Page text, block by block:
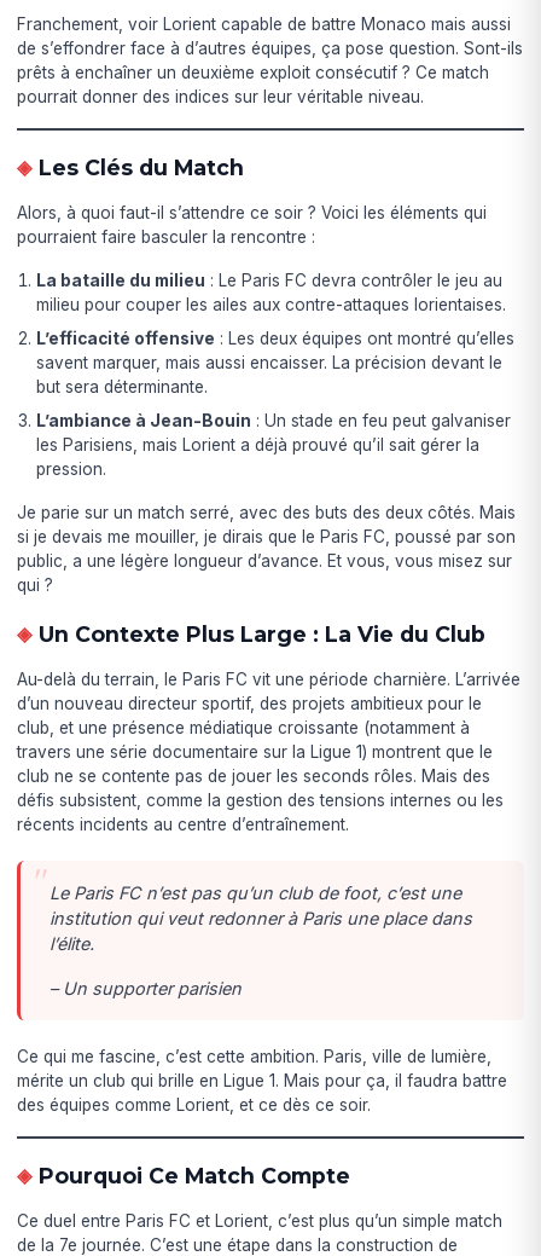
Franchement, voir Lorient capable de battre Monaco mais aussi
de s’effondrer face à d’autres équipes, ça pose question. Sont-ils
prêts à enchaîner un deuxième exploit consécutif ? Ce match
pourrait donner des indices sur leur véritable niveau.
Les Clés du Match
Alors, à quoi faut-il s’attendre ce soir ? Voici les éléments qui
pourraient faire basculer la rencontre :
La bataille du milieu : Le Paris FC devra contrôler le jeu au
milieu pour couper les ailes aux contre-attaques lorientaises.
L’efficacité offensive : Les deux équipes ont montré qu’elles
savent marquer, mais aussi encaisser. La précision devant le
but sera déterminante.
L’ambiance à Jean-Bouin : Un stade en feu peut galvaniser
les Parisiens, mais Lorient a déjà prouvé qu’il sait gérer la
pression.
Je parie sur un match serré, avec des buts des deux côtés. Mais
si je devais me mouiller, je dirais que le Paris FC, poussé par son
public, a une légère longueur d’avance. Et vous, vous misez sur
qui ?
Un Contexte Plus Large : La Vie du Club
Au-delà du terrain, le Paris FC vit une période charnière. L’arrivée
d’un nouveau directeur sportif, des projets ambitieux pour le
club, et une présence médiatique croissante (notamment à
travers une série documentaire sur la Ligue 1) montrent que le
club ne se contente pas de jouer les seconds rôles. Mais des
défis subsistent, comme la gestion des tensions internes ou les
récents incidents au centre d’entraînement.
Le Paris FC n’est pas qu’un club de foot, c’est une
institution qui veut redonner à Paris une place dans
l’élite.
– Un supporter parisien
Ce qui me fascine, c’est cette ambition. Paris, ville de lumière,
mérite un club qui brille en Ligue 1. Mais pour ça, il faudra battre
des équipes comme Lorient, et ce dès ce soir.
Pourquoi Ce Match Compte
Ce duel entre Paris FC et Lorient, c’est plus qu’un simple match
de la 7e journée. C’est une étape dans la construction de